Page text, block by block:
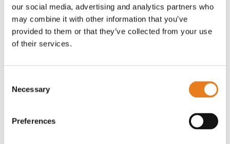
our social media, advertising and analytics partners who
may combine it with other information that you’ve
provided to them or that they’ve collected from your use
of their services.
Selection
Necessary
Preferences
Promo
PER IL PREZZO EFFETTUA IL LOGIN